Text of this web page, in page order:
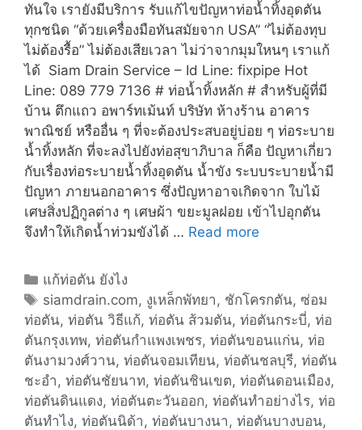
ทันใจ เรายังมีบริการ รับแก้ไขปัญหาท่อน้ำทิ้งอุดตัน
ทุกชนิด “ด้วยเครื่องมือทันสมัยจาก USA” “ไม่ต้องทุบ
ไม่ต้องรื้อ” ไม่ต้องเสียเวลา ไม่ว่าจากมุมใหนๆ เราแก้
ได้ Siam Drain Service – Id Line: fixpipe Hot
Line: 089 779 7136 # ท่อน้ำทิ้งหลัก # สำหรับผู้ที่มี
บ้าน ตึกแถว อพาร์ทเม้นท์ บริษัท ห้างร้าน อาคาร
พาณิชย์ หรืออื่น ๆ ที่จะต้องประสบอยู่บ่อย ๆ ท่อระบาย
น้ำทิ้งหลัก ที่จะลงไปยังท่อสุขาภิบาล ก็คือ ปัญหาเกี่ยว
กับเรื่องท่อระบายน้ำทิ้งอุดตัน น้ำขัง ระบบระบายน้ำมี
ปัญหา ภายนอกอาคาร ซึ่งปัญหาอาจเกิดจาก ใบไม้
เศษสิ่งปฏิกูลต่าง ๆ เศษผ้า ขยะมูลฝอย เข้าไปอุกตัน
จึงทำให้เกิดน้ำท่วมขังได้ … Read more
ก
C
a
t
e
g
o
r
i
แก้ท่อตัน ยังไง
T
a
g
s
siamdrain.com, งูเหล็กพัทยา , ชักโครกตัน,ซ่อม
ท่อตัน, ท่อตัน วิธีแก้, ท่อตัน ส้วมตัน, ท่อตันกระบี่, ท่อ
ตันกรุงเทพ, ท่อตันกำแพงเพชร, ท่อตันขอนแก่น, ท่อ
ตันงามวงศ์วาน, ท่อตันจอมเทียน, ท่อตันชลบุรี, ท่อตัน
ชะอำ , ท่อตันชัยนาท, ท่อตันชินเขต, ท่อตันดอนเมือง,
ท่อตันดินแดง, ท่อตันตะวันออก, ท่อตันทำอย่างไร, ท่อ
ตันทำไง, ท่อตันนิด้า , ท่อตันบางนา , ท่อตันบางบอน,